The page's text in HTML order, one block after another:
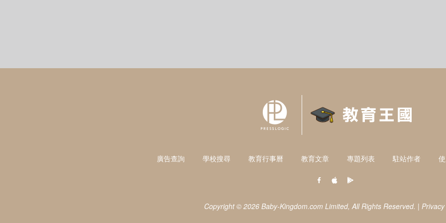
廣告查詢 學校搜尋 教育行事曆 教育文章 專題列表 駐站作者
Copyright © 2026 Baby-Kingdom.com Limited, All Rights Reserved. |